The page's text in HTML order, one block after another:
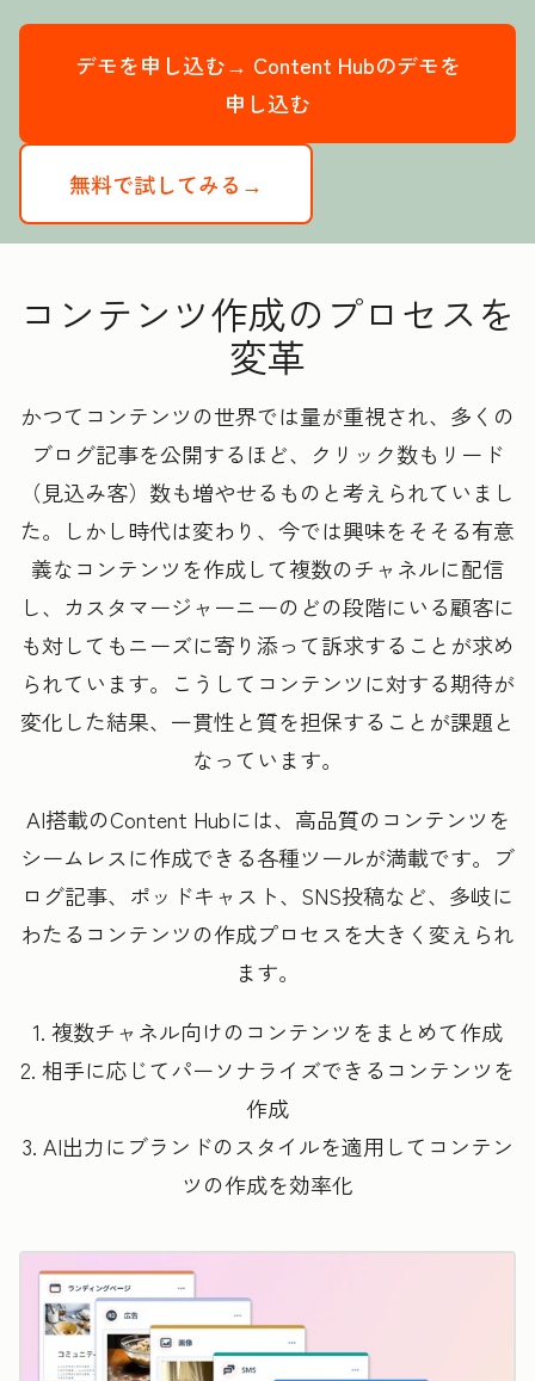
デモを申し込む→ Content Hubのデモを
申し込む
無料で試してみる→
コンテンツ作成のプロセスを
変革
かつてコンテンツの世界では量が重視され、多くの
ブログ記事を公開するほど、クリック数もリード
（見込み客）数も増やせるものと考えられていまし
た。しかし時代は変わり、今では興味をそそる有意
義なコンテンツを作成して複数のチャネルに配信
し、カスタマージャーニーのどの段階にいる顧客に
も対してもニーズに寄り添って訴求することが求め
られています。こうしてコンテンツに対する期待が
変化した結果、一貫性と質を担保することが課題と
なっています。
AI搭載のContent Hubには、高品質のコンテンツを
シームレスに作成できる各種ツールが満載です。ブ
ログ記事、ポッドキャスト、SNS投稿など、多岐に
わたるコンテンツの作成プロセスを大きく変えられ
ます。
1. 複数チャネル向けのコンテンツをまとめて作成
2. 相手に応じてパーソナライズできるコンテンツを
作成
3. AI出力にブランドのスタイルを適用してコンテン
ツの作成を効率化